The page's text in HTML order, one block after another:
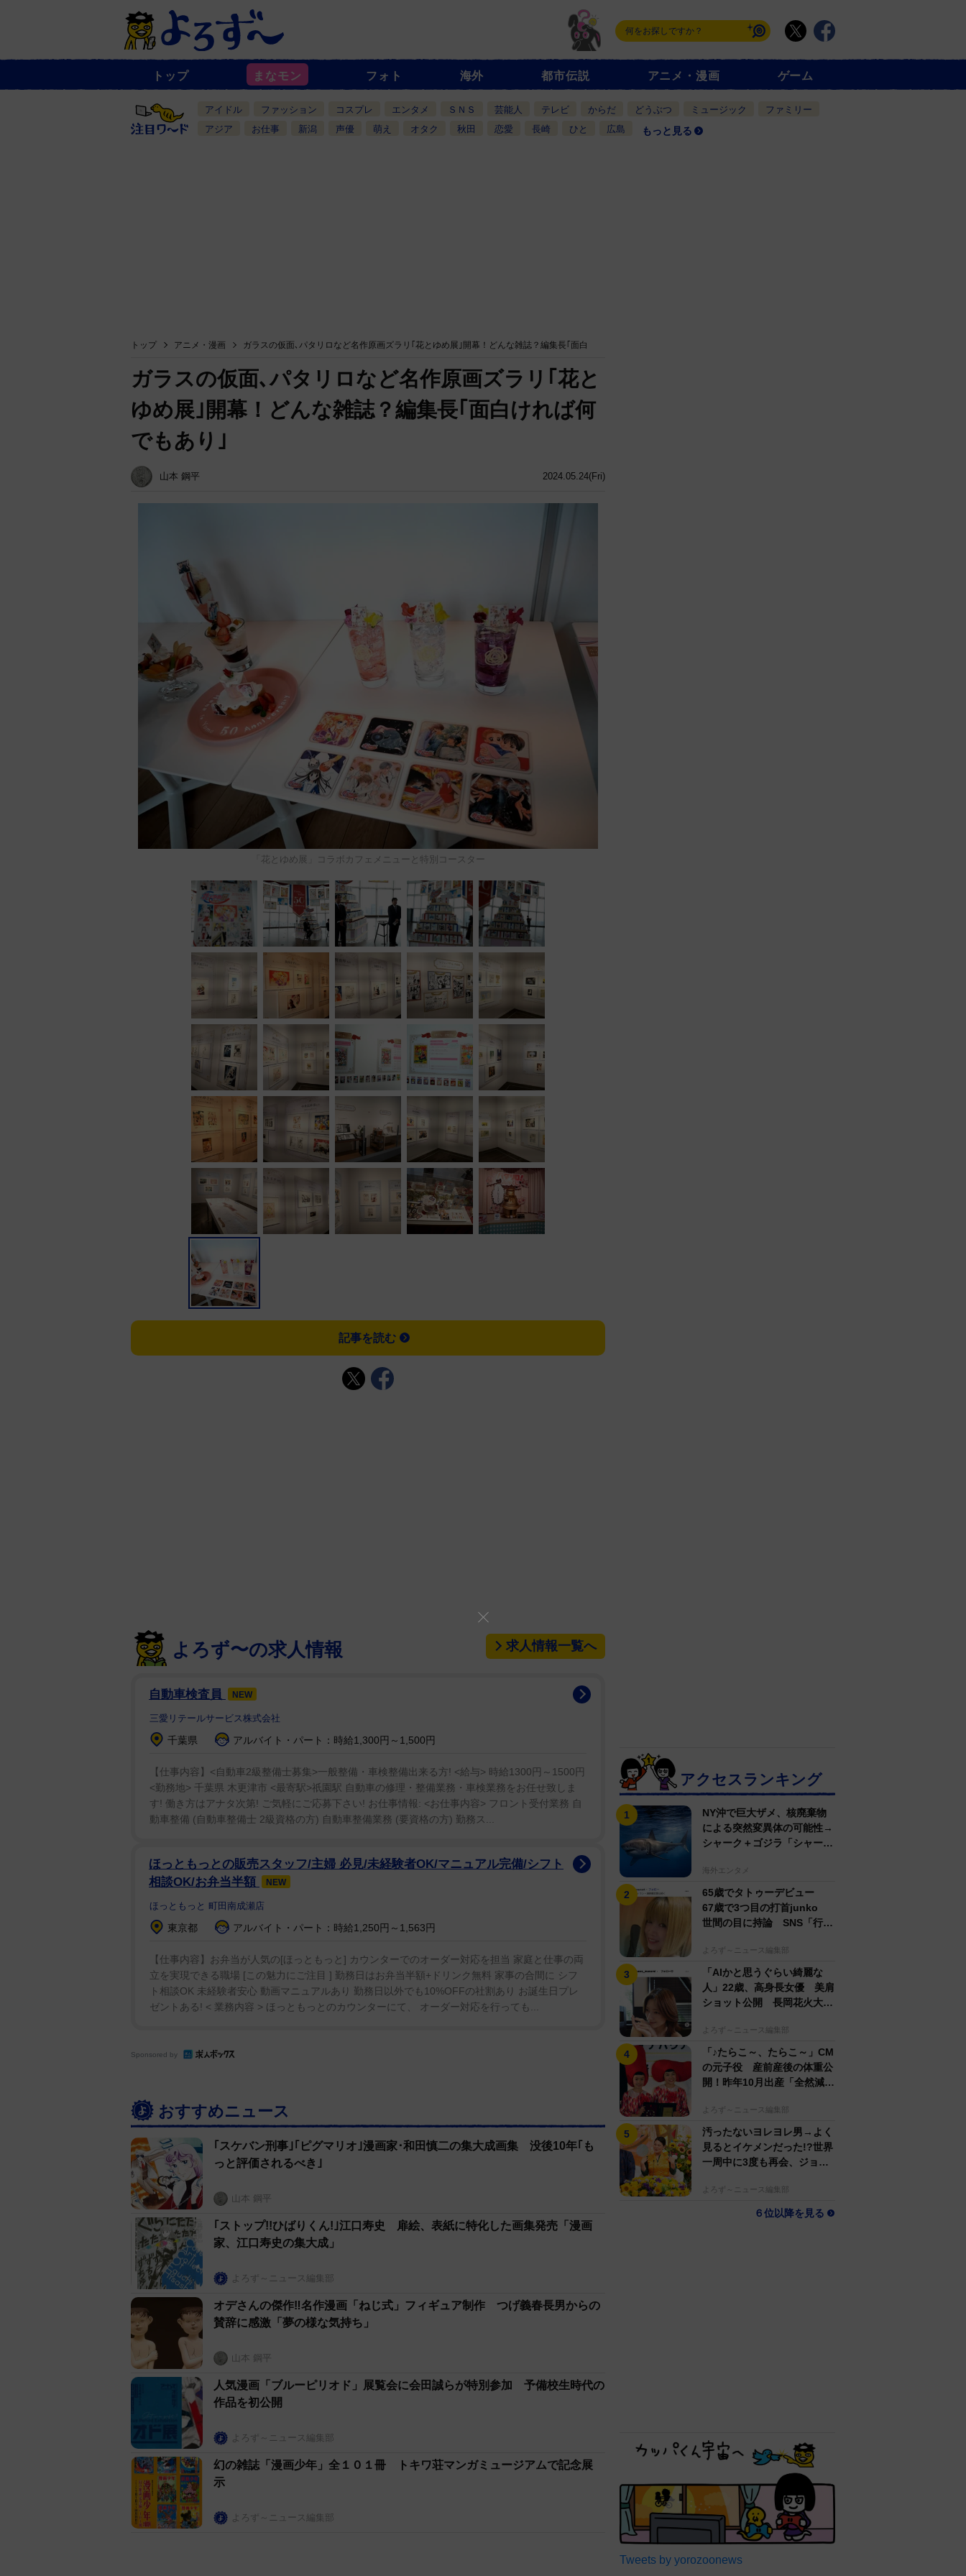
ュ
一
覧
トップ まなモン フォト 海外 都市伝説 アニメ・漫画 ゲーム
アイドル ファッション コスプレ エンタメ ＳＮＳ 芸能人 テレビ からだ どうぶつ ミュージック
ファミリー
アジア
お仕事 新潟 声優 萌え オタク 秋田 恋愛 長崎 ひと 広島 もっと見る
トップ アニメ・漫画 ガラスの仮面､パタリロなど名作原画ズラリ｢花とゆめ展｣開幕！どんな雑誌？編集長｢面白
2024.05.24(Fri)
ガラスの仮面､パタリロなど名作原画ズラリ｢花と
ゆめ展｣開幕！どんな雑誌？編集長｢面白ければ何
でもあり｣
山本 鋼平
「花とゆめ展」コラボカフェメニューと特別コースター
記事を読む
よろず〜の求人情報 求人情報一覧へ
自動車検査員 NEW
三愛リテールサービス株式会社
千葉県 アルバイト・パート：時給1,300円～1,500円
【仕事内容】<自動車2級整備士募集>一般整備・車検整備出来る方! <給与> 時給1300円～1500円
<勤務地> 千葉県 木更津市 <最寄駅>祇園駅 自動車の修理・整備業務・車検業務をお任せ致しま
す! 働き方はアナタ次第! ご気軽にご応募下さい! お仕事情報: <お仕事内容> フロント受付業務 自
動車整備 (自動車整備士 2級資格の方) 自動車整備業務 (要資格の方) 勤務ス...
ほっともっとの販売スタッフ/主婦 必見/未経験者OK/マニュアル完備/シフト
相談OK/お弁当半額
NEW
ほっともっと 町田南成瀬店
東京都 アルバイト・パート：時給1,250円～1,563円
【仕事内容】お弁当が人気の[ほっともっと] カウンターでのオーダー対応を担当 家庭と仕事の両
立を実現できる職場 [この魅力にご注目 ] 勤務日はお弁当半額+ドリンク無料 家事の合間に シフ
ト相談OK 未経験者安心 動画マニュアルあり 勤務日以外でも10%OFFの社割あり お誕生日プレ
ゼントある! < 業務内容 > ほっともっとのカウンターにて、 オーダー対応を行っても...
Sponsored by
おすすめニュース
｢スケバン刑事｣｢ピグマリオ｣漫画家･和田慎二の集大成画集 没後10年｢も
っと評価されるべき｣
山本 鋼平
｢ストップ!!ひばりくん!｣江口寿史 扉絵、表紙に特化した画集発売「漫画
家、江口寿史の集大成」
よろず～ニュース編集部
オデさんの傑作‼名作漫画「ねじ式」フィギュア制作 つげ義春長男からの
賛辞に感激「夢の様な気持ち」
山本 鋼平
人気漫画「ブルーピリオド」展覧会に会田誠らが特別参加 予備校生時代の
作品を初公開
よろず～ニュース編集部
幻の雑誌「漫画少年」全１０１冊 トキワ荘マンガミュージアムで記念展
示
よろず～ニュース編集部
アクセスランキング
NY沖で巨大ザメ、核廃棄物
による突然変異体の可能性→
シャーク＋ゴジラ「シャーク
海外エンタメ
65歳でタトゥーデビュー
67歳で3つ目の打首junko
世間の目に持論 SNS「行動
よろず～ニュース編集部
「AIかと思うぐらい綺麗な
人」22歳、高身長女優 美肩
ショット公開 長岡花火大会
よろず～ニュース編集部
「♪たらこ～、たらこ～」CM
の元子役 産前産後の体重公
開！昨年10月出産「全然減ら
よろず～ニュース編集部
汚ったないヨレヨレ男→よく
見るとイケメンだった!?世界
一周中に3度も再会、ジョー
へ！【新婚さん】
よろず～ニュース編集部
６位以降を見る
Tweets by yorozoonews